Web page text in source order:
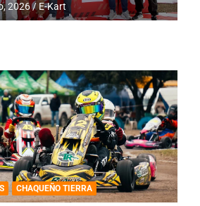
2026 E-Kart
CHAQUEÑO TIERRA
E-KART.COM.AR